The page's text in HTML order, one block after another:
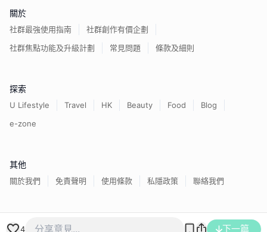
4 下一篇
關於
社群最強使用指南
社群創作有價企劃
社群焦點功能及升級計劃
常見問題 條款及細則
探索
U Lifestyle Travel HK Beauty Food
Blog
e-zone
其他
關於我們 免責聲明 使用條款 私隱政策 聯絡我們
香港經濟日報版權所有©